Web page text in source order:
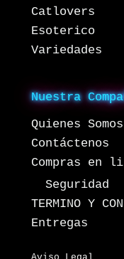
Catlovers
Esoterico
Variedades
Nuestra
Quienes Somos
Contáctenos
Compras en
Seguridad
TERMINO Y
Entregas